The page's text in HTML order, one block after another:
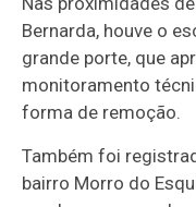
Bernarda, houve o
grande porte, que
monitoramento
forma de remoção.
Também foi
bairro Morro do